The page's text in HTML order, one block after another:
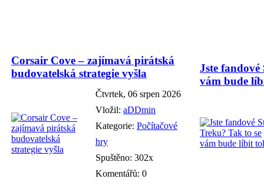
Corsair Cove – zajímavá pirátská
budovatelská strategie vyšla
Čtvrtek, 06 srpen 2026
Vložil: aDDmin
Kategorie: Počítačové
hry
Spuštěno: 302x
Komentářů: 0
Jste
vám bude